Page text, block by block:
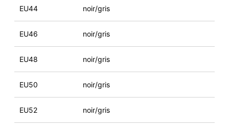
EU44 noir/gris
EU46 noir/gris
EU48 noir/gris
EU50 noir/gris
EU52 noir/gris